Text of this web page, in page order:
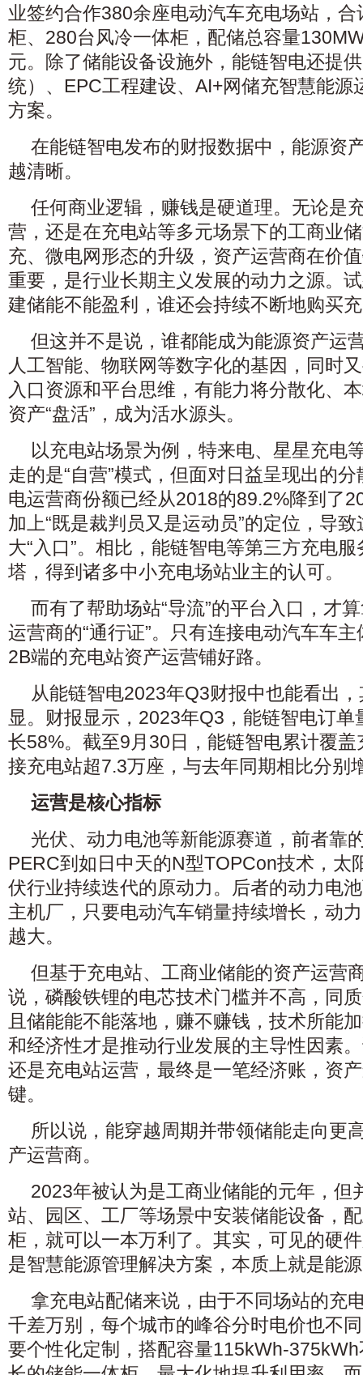
业签约合作380余座电动汽车充电场站，
柜、280台风冷一体柜，配储总容量
元。除了储能设备设施外，能链智电还提
统）、EPC工程建设、AI+网储充智慧能源
方案。
在能链智电发布的财报数据中，能源资
越清晰。
任何商业逻辑，赚钱是硬道理。无论是
营，还是在充电站等多元场景下的工商业
充、微电网形态的升级，资产运营商在价
重要，是行业长期主义发展的动力之源。
建储能不能盈利，谁还会持续不断地购买
但这并不是说，谁都能成为能源资产运
人工智能、物联网等数字化的基因，同时
入口资源和平台思维，有能力将分散化、
资产“盘活”，成为活水源头。
以充电站场景为例，特来电、星星充电
走的是“自营”模式，但面对日益呈现出的
电运营商份额已经从2018的89.2%降到了
加上“既是裁判员又是运动员”的定位，导
大“入口”。相比，能链智电等第三方充电
塔，得到诸多中小充电场站业主的认可。
而有了帮助场站“导流”的平台入口，才
运营商的“通行证”。只有连接电动汽车车
2B端的充电站资产运营铺好路。
从能链智电2023年Q3财报中也能看出
显。财报显示，2023年Q3，能链智电订
长58%。截至9月30日，能链智电累计覆
接充电站超7.3万座，与去年同期相比分别
运营是核心指标
光伏、动力电池等新能源赛道，前者靠
PERC到如日中天的N型TOPCon技术，太
伏行业持续迭代的原动力。后者的动力电
主机厂，只要电动汽车销量持续增长，动
越大。
但基于充电站、工商业储能的资产运营
说，磷酸铁锂的电芯技术门槛并不高，同
且储能能不能落地，赚不赚钱，技术所能
和经济性才是推动行业发展的主导性因素
还是充电站运营，最终是一笔经济账，资
键。
所以说，能穿越周期并带领储能走向更
产运营商。
2023年被认为是工商业储能的元年，但
站、园区、工厂等场景中安装储能设备，
柜，就可以一本万利了。其实，可见的硬件
是智慧能源管理解决方案，本质上就是能
拿充电站配储来说，由于不同场站的充
千差万别，每个城市的峰谷分时电价也不
要个性化定制，搭配容量115kWh-